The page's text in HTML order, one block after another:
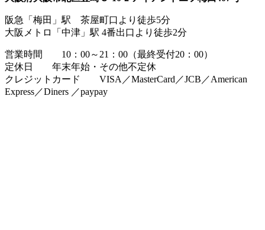
阪急「梅田」駅 茶屋町口より徒歩5分
大阪メトロ「中津」駅 4番出口より徒歩2分
営業時間 10：00～21：00（最終受付20：00）
定休日 年末年始・その他不定休
クレジットカード VISA／MasterCard／JCB／American
Express／Diners ／paypay